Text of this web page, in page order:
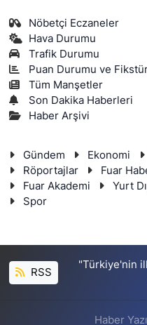
Nöbetçi Eczaneler
Hava Durumu
Trafik Durumu
Puan Durumu ve
Tüm Manşetler
Son Dakika Haberleri
Haber Arşivi
Gündem Ekonomi
Röportajlar
Fuar
Fuar Akademi
Yurt
Spor
RSS
"Türkiye'nin
Haber